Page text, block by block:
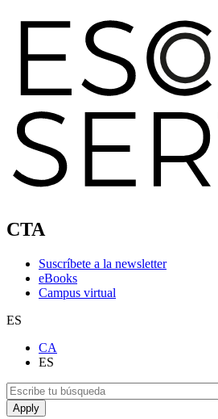
CTA
Suscríbete a la newsletter
eBooks
Campus virtual
ES
CA
ES